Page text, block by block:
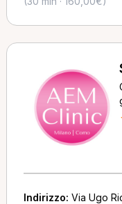
Indirizzo: Via Ugo